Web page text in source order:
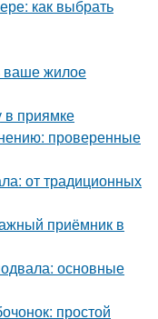
как выбрать
ваше жилое
в приямке
проверенные
от традиционных
приёмник в
основные
простой